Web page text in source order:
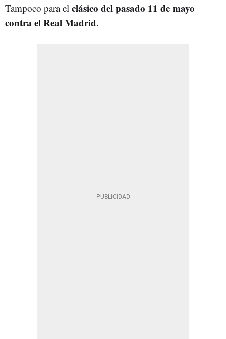
Tampoco para el clásico del pasado 11 de mayo
contra el Real Madrid.